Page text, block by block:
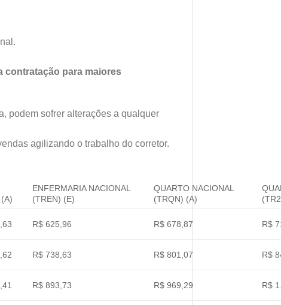
contratação para maiores
podem sofrer alterações a qualquer
agilizando o trabalho do corretor.
ENFERMARIA NACIONAL
(TREN) (E)
QUARTO NACIONAL
(TRQN) (A)
R$ 625,96 R$ 678,87 R$
R$ 738,63 R$ 801,07 R$
R$ 893,73 R$ 969,29 R$